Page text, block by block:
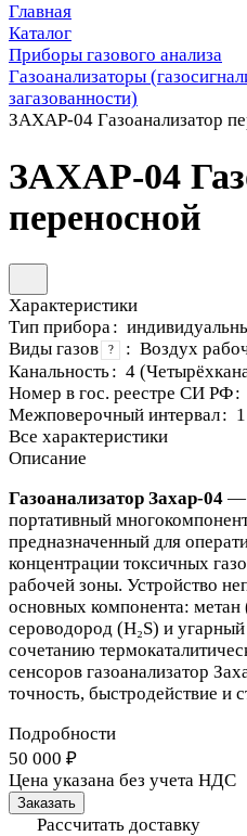
Главная
Каталог
Приборы газового анализа
Газоанализаторы
загазованности)
ЗАХАР-04 Газоанализатор
ЗАХАР-04
переносной
Характеристики
Тип прибора :
Виды газов
? : Воздух
Канальность: 4
Номер в гос. реестре СИ РФ:
Межповерочный интервал:
Все характеристики
Описание
Газоанализатор Захар-04 —
портативный
предназначенный для
концентрации токсичных
рабочей зоны. Устройство
основных компонента: метан
сероводород (H₂S) и
сочетанию
сенсоров газоанализатор
точность, быстродействие и
Подробности
50 000 ₽
Цена указана без учета НДС
Заказать
Рассчитать доставку